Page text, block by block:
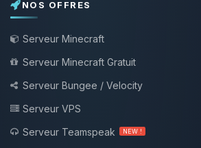
NOS OFFRES
Serveur Minecraft
Serveur Minecraft Gratuit
Serveur Bungee / Velocity
Serveur VPS
Serveur Teamspeak
NEW !